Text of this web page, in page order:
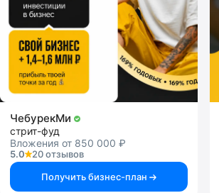
ЧебурекМи
стрит-фуд
Вложения от 850 000 ₽
5.0
20 отзывов
Получить бизнес-план